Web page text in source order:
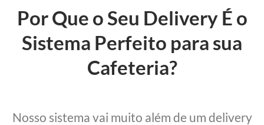
Por Que o Seu Delivery É o
Sistema Perfeito para sua
Cafeteria?
Nosso sistema vai muito além de um delivery